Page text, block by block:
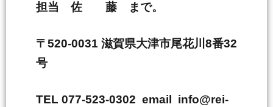
担当 佐 藤 まで。
〒520-0031 滋賀県大津市尾花川8番32
号
TEL 077-523-0302 email info@rei-